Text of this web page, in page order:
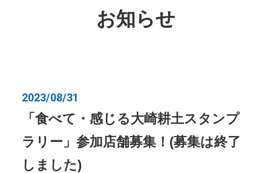
お知らせ
2023/08/31
「食べて・感じる大崎耕土スタンプ
ラリー」参加店舗募集！(募集は終了
しました)